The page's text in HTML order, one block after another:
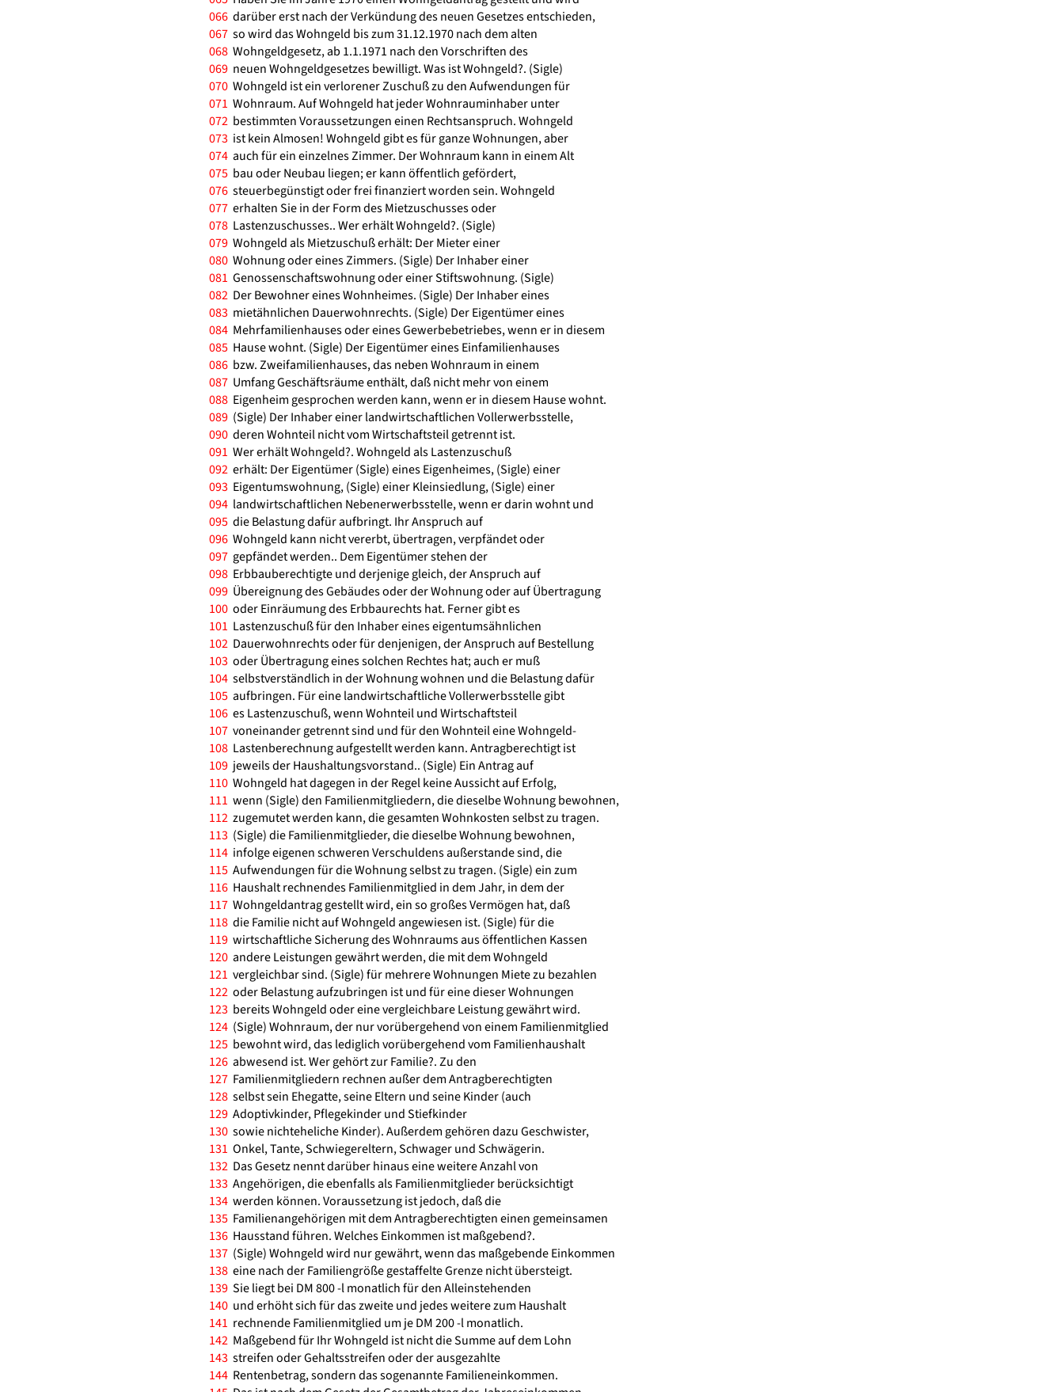
066 darüber erst nach der Verkündung des neuen Gesetzes entschieden,
067 so wird das Wohngeld bis zum 31.12.1970 nach dem alten
068 Wohngeldgesetz, ab 1.1.1971 nach den Vorschriften des
069 neuen Wohngeldgesetzes bewilligt. Was ist Wohngeld?. (Sigle)
070 Wohngeld ist ein verlorener Zuschuß zu den Aufwendungen für
071 Wohnraum. Auf Wohngeld hat jeder Wohnrauminhaber unter
072 bestimmten Voraussetzungen einen Rechtsanspruch. Wohngeld
073 ist kein Almosen! Wohngeld gibt es für ganze Wohnungen, aber
074 auch für ein einzelnes Zimmer. Der Wohnraum kann in einem Alt
075 bau oder Neubau liegen; er kann öffentlich gefördert,
076 steuerbegünstigt oder frei finanziert worden sein. Wohngeld
077 erhalten Sie in der Form des Mietzuschusses oder
078 Lastenzuschusses.. Wer erhält Wohngeld?. (Sigle)
079 Wohngeld als Mietzuschuß erhält: Der Mieter einer
080 Wohnung oder eines Zimmers. (Sigle) Der Inhaber einer
081 Genossenschaftswohnung oder einer Stiftswohnung. (Sigle)
082 Der Bewohner eines Wohnheimes. (Sigle) Der Inhaber eines
083 mietähnlichen Dauerwohnrechts. (Sigle) Der Eigentümer eines
084 Mehrfamilienhauses oder eines Gewerbebetriebes, wenn er in diesem
085 Hause wohnt. (Sigle) Der Eigentümer eines Einfamilienhauses
086 bzw. Zweifamilienhauses, das neben Wohnraum in einem
087 Umfang Geschäftsräume enthält, daß nicht mehr von einem
088 Eigenheim gesprochen werden kann, wenn er in diesem Hause wohnt.
089 (Sigle) Der Inhaber einer landwirtschaftlichen Vollerwerbsstelle,
090 deren Wohnteil nicht vom Wirtschaftsteil getrennt ist.
091 Wer erhält Wohngeld?. Wohngeld als Lastenzuschuß
092 erhält: Der Eigentümer (Sigle) eines Eigenheimes, (Sigle) einer
093 Eigentumswohnung, (Sigle) einer Kleinsiedlung, (Sigle) einer
094 landwirtschaftlichen Nebenerwerbsstelle, wenn er darin wohnt und
095 die Belastung dafür aufbringt. Ihr Anspruch auf
096 Wohngeld kann nicht vererbt, übertragen, verpfändet oder
097 gepfändet werden.. Dem Eigentümer stehen der
098 Erbbauberechtigte und derjenige gleich, der Anspruch auf
099 Übereignung des Gebäudes oder der Wohnung oder auf Übertragung
100 oder Einräumung des Erbbaurechts hat. Ferner gibt es
101 Lastenzuschuß für den Inhaber eines eigentumsähnlichen
102 Dauerwohnrechts oder für denjenigen, der Anspruch auf Bestellung
103 oder Übertragung eines solchen Rechtes hat; auch er muß
104 selbstverständlich in der Wohnung wohnen und die Belastung dafür
105 aufbringen. Für eine landwirtschaftliche Vollerwerbsstelle gibt
106 es Lastenzuschuß, wenn Wohnteil und Wirtschaftsteil
107 voneinander getrennt sind und für den Wohnteil eine Wohngeld-
108 Lastenberechnung aufgestellt werden kann. Antragberechtigt ist
109 jeweils der Haushaltungsvorstand.. (Sigle) Ein Antrag auf
110 Wohngeld hat dagegen in der Regel keine Aussicht auf Erfolg,
111 wenn (Sigle) den Familienmitgliedern, die dieselbe Wohnung bewohnen,
112 zugemutet werden kann, die gesamten Wohnkosten selbst zu tragen.
113 (Sigle) die Familienmitglieder, die dieselbe Wohnung bewohnen,
114 infolge eigenen schweren Verschuldens außerstande sind, die
115 Aufwendungen für die Wohnung selbst zu tragen. (Sigle) ein zum
116 Haushalt rechnendes Familienmitglied in dem Jahr, in dem der
117 Wohngeldantrag gestellt wird, ein so großes Vermögen hat, daß
118 die Familie nicht auf Wohngeld angewiesen ist. (Sigle) für die
119 wirtschaftliche Sicherung des Wohnraums aus öffentlichen Kassen
120 andere Leistungen gewährt werden, die mit dem Wohngeld
121 vergleichbar sind. (Sigle) für mehrere Wohnungen Miete zu bezahlen
122 oder Belastung aufzubringen ist und für eine dieser Wohnungen
123 bereits Wohngeld oder eine vergleichbare Leistung gewährt wird.
124 (Sigle) Wohnraum, der nur vorübergehend von einem Familienmitglied
125 bewohnt wird, das lediglich vorübergehend vom Familienhaushalt
126 abwesend ist. Wer gehört zur Familie?. Zu den
127 Familienmitgliedern rechnen außer dem Antragberechtigten
128 selbst sein Ehegatte, seine Eltern und seine Kinder (auch
129 Adoptivkinder, Pflegekinder und Stiefkinder
130 sowie nichteheliche Kinder). Außerdem gehören dazu Geschwister,
131 Onkel, Tante, Schwiegereltern, Schwager und Schwägerin.
132 Das Gesetz nennt darüber hinaus eine weitere Anzahl von
133 Angehörigen, die ebenfalls als Familienmitglieder berücksichtigt
134 werden können. Voraussetzung ist jedoch, daß die
135 Familienangehörigen mit dem Antragberechtigten einen gemeinsamen
136 Hausstand führen. Welches Einkommen ist maßgebend?.
137 (Sigle) Wohngeld wird nur gewährt, wenn das maßgebende Einkommen
138 eine nach der Familiengröße gestaffelte Grenze nicht übersteigt.
139 Sie liegt bei DM 800 -l monatlich für den Alleinstehenden
140 und erhöht sich für das zweite und jedes weitere zum Haushalt
141 rechnende Familienmitglied um je DM 200 -l monatlich.
142 Maßgebend für Ihr Wohngeld ist nicht die Summe auf dem Lohn
143 streifen oder Gehaltsstreifen oder der ausgezahlte
144 Rentenbetrag, sondern das sogenannte Familieneinkommen.